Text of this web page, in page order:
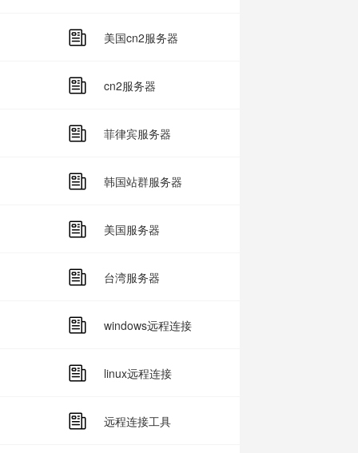
美国cn2服务器
cn2服务器
菲律宾服务器
韩国站群服务器
美国服务器
台湾服务器
windows远程连接
linux远程连接
远程连接工具